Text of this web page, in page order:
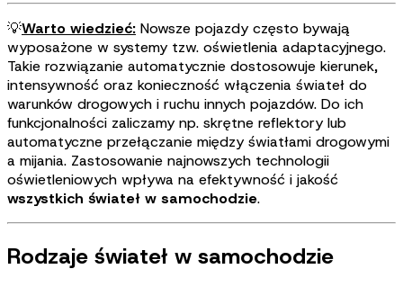
💡Warto wiedzieć: Nowsze pojazdy często bywają
wyposażone w systemy tzw. oświetlenia adaptacyjnego.
Takie rozwiązanie automatycznie dostosowuje kierunek,
intensywność oraz konieczność włączenia świateł do
warunków drogowych i ruchu innych pojazdów. Do ich
funkcjonalności zaliczamy np. skrętne reflektory lub
automatyczne przełączanie między światłami drogowymi
a mijania. Zastosowanie najnowszych technologii
oświetleniowych wpływa na efektywność i jakość
wszystkich świateł w samochodzie.
Rodzaje świateł w samochodzie